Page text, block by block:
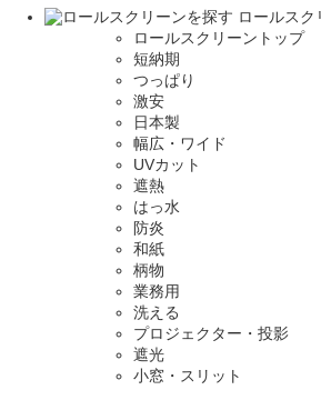
ロールスク
ロールスクリーントップ
短納期
つっぱり
激安
日本製
幅広・ワイド
UVカット
遮熱
はっ水
防炎
和紙
柄物
業務用
洗える
プロジェクター・投影
遮光
小窓・スリット